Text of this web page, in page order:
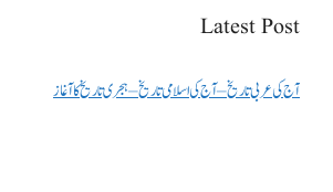
Latest Post
آج کی عربی تاریخ – آج کی اسلامی تاریخ – ہجری تاریخ کا آغاز